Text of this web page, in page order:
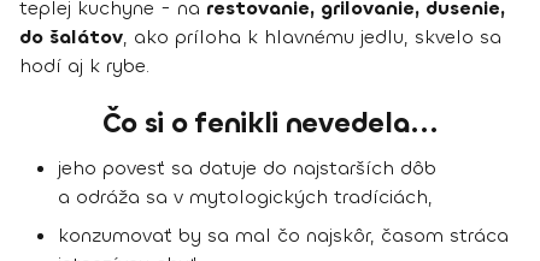
teplej kuchyne - na restovanie, grilovanie, dusenie,
do šalátov, ako príloha k hlavnému jedlu, skvelo sa
hodí aj k rybe.
Čo si o fenikli nevedela...
jeho povesť sa datuje do najstarších dôb
a odráža sa v mytologických tradíciách,
konzumovať by sa mal čo najskôr, časom stráca